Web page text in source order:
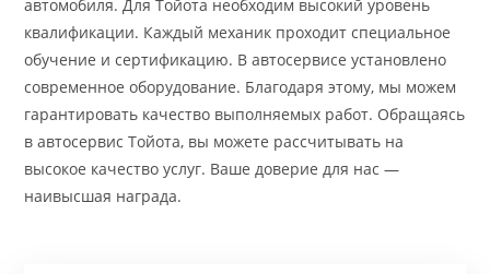
автомобиля. Для Тойота необходим высокий уровень
квалификации. Каждый механик проходит специальное
обучение и сертификацию. В автосервисе установлено
современное оборудование. Благодаря этому, мы можем
гарантировать качество выполняемых работ. Обращаясь
в автосервис Тойота, вы можете рассчитывать на
высокое качество услуг. Ваше доверие для нас —
наивысшая награда.